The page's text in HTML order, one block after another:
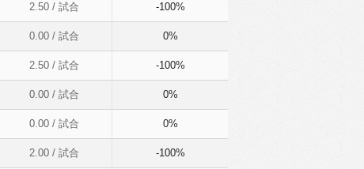
2.50/ 試合 -100%
0.00/ 試合 0%
2.50/ 試合 -100%
0.00/ 試合 0%
0.00/ 試合 0%
2.00/ 試合 -100%